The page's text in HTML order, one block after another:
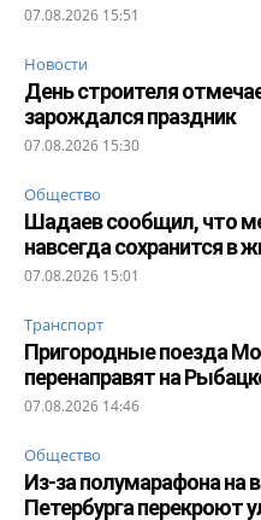
07.08.2026 15:51
Новости
День строителя
зарождался праздник
07.08.2026 15:30
Общество
Шадаев сообщил, что
навсегда сохранится в
07.08.2026 15:01
Транспорт
Пригородные поезда
перенаправят на
07.08.2026 14:46
Общество
Из-за полумарафона на
Петербурга перекроют